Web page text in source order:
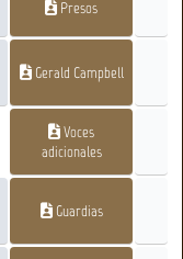
Presos
Gerald Campbell
Voces
adicionales
Guardias